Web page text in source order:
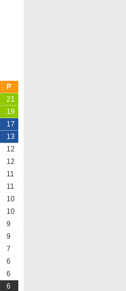
P
21
19
17
13
12
12
11
11
10
10
9
9
7
6
6
6